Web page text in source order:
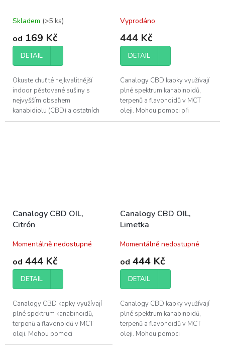
Skladem (>5 ks)
od 169 Kč
DETAIL
Okuste chuť té nejkvalitnější
indoor pěstované sušiny s
nejvyšším obsahem
kanabidiolu (CBD) a ostatních
účinných látek, které konopí
Vyprodáno
444 Kč
DETAIL
Canalogy CBD kapky využívají
plné spektrum kanabinoidů,
terpenů a flavonoidů v MCT
oleji. Mohou pomoci při
regeneraci svalů a zlepšení
Canalogy CBD OIL,
Citrón
Momentálně nedostupné
od 444 Kč
DETAIL
Canalogy CBD kapky využívají
plné spektrum kanabinoidů,
terpenů a flavonoidů v MCT
oleji. Mohou pomoci
při regeneraci svalů a zlepšení
Canalogy CBD OIL,
Limetka
Momentálně nedostupné
od 444 Kč
DETAIL
Canalogy CBD kapky využívají
plné spektrum kanabinoidů,
terpenů a flavonoidů v MCT
oleji. Mohou pomoci